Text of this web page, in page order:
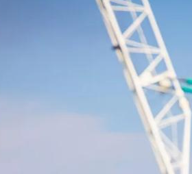
строительство в
за тысячу километров: как
строительство в
и профили гофрокартона: как
строительство в